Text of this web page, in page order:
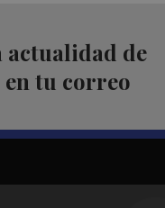
actualidad de
en tu correo